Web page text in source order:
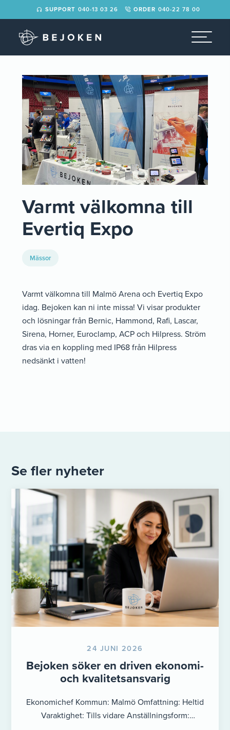
SUPPORT 040-13 03 26 ORDER 040-22 78 00
Varmt välkomna till
Evertiq Expo
Mässor
Varmt välkomna till Malmö Arena och Evertiq Expo
idag. Bejoken kan ni inte missa! Vi visar produkter
och lösningar från Bernic, Hammond, Rafi, Lascar,
Sirena, Horner, Euroclamp, ACP och Hilpress. Ström
dras via en koppling med IP68 från Hilpress
nedsänkt i vatten!
Se fler nyheter
24 JUNI 2026
Bejoken söker en driven ekonomi-
och kvalitetsansvarig
Ekonomichef Kommun: Malmö Omfattning: Heltid
Varaktighet: Tills vidare Anställningsform: